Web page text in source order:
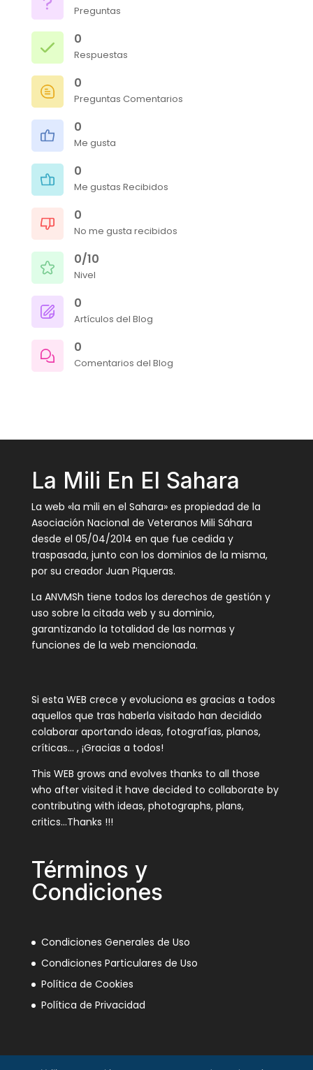
Preguntas
0
Respuestas
0
Preguntas Comentarios
0
Me gusta
0
Me gustas Recibidos
0
No me gusta recibidos
0/10
Nivel
0
Artículos del Blog
0
Comentarios del Blog
La Mili En El Sahara
La web «la mili en el Sahara» es propiedad de la
Asociación Nacional de Veteranos Mili Sáhara
desde el 05/04/2014 en que fue cedida y
traspasada, junto con los dominios de la misma,
por su creador Juan Piqueras.
La ANVMSh tiene todos los derechos de gestión y
uso sobre la citada web y su dominio,
garantizando la totalidad de las normas y
funciones de la web mencionada.
Si esta WEB crece y evoluciona es gracias a todos
aquellos que tras haberla visitado han decidido
colaborar aportando ideas, fotografías, planos,
críticas… , ¡Gracias a todos!
This WEB grows and evolves thanks to all those
who after visited it have decided to collaborate by
contributing with ideas, photographs, plans,
critics…Thanks !!!
Términos y
Condiciones
Condiciones Generales de Uso
Condiciones Particulares de Uso
Política de Cookies
Política de Privacidad